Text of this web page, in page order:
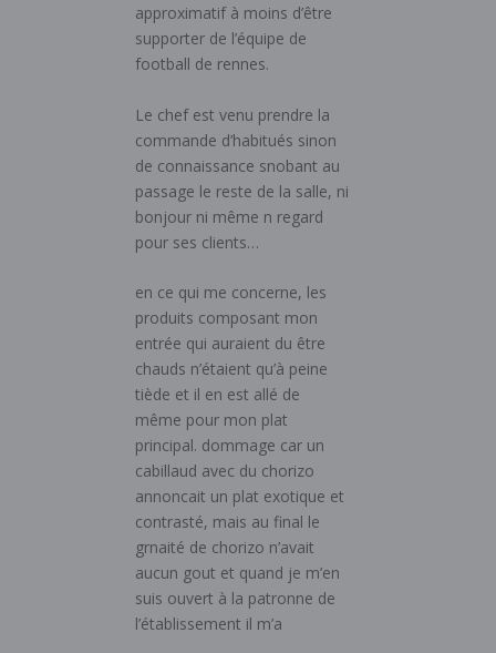
approximatif à moins d’être
supporter de l’équipe de
football de rennes.
Le chef est venu prendre la
commande d’habitués sinon
de connaissance snobant au
passage le reste de la salle, ni
bonjour ni même n regard
pour ses clients…
en ce qui me concerne, les
produits composant mon
entrée qui auraient du être
chauds n’étaient qu’à peine
tiède et il en est allé de
même pour mon plat
principal. dommage car un
cabillaud avec du chorizo
annoncait un plat exotique et
contrasté, mais au final le
grnaité de chorizo n’avait
aucun gout et quand je m’en
suis ouvert à la patronne de
l’établissement il m’a